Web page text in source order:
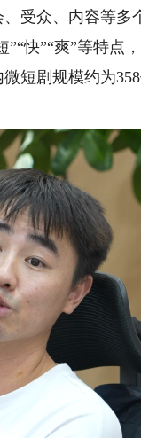
受众、内容等多
快”“爽”等特点
短剧规模约为